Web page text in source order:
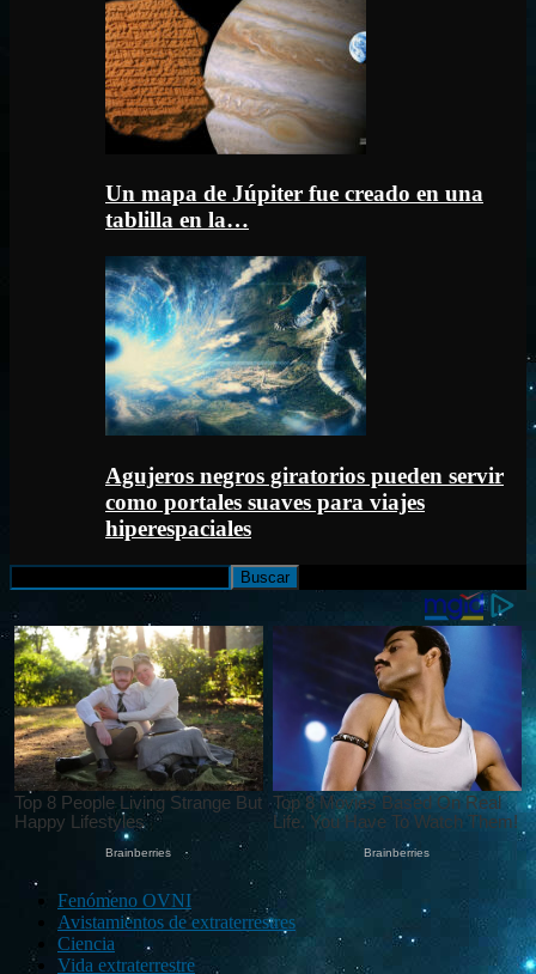
Un mapa de Júpiter fue creado en una
tablilla en la…
Agujeros negros giratorios pueden servir
como portales suaves para viajes
hiperespaciales
Fenómeno OVNI
Avistamientos de extraterrestres
Ciencia
Vida extraterrestre